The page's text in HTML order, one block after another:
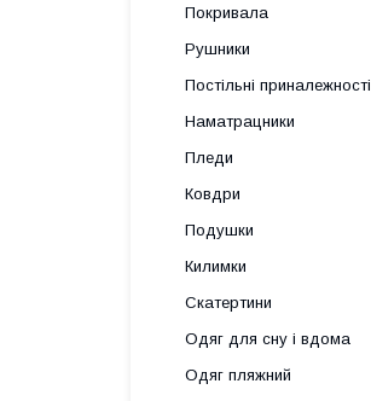
Покривала
Рушники
Постільні приналежності
Наматрацники
Пледи
Ковдри
Подушки
Килимки
Скатертини
Одяг для сну і вдома
Одяг пляжний